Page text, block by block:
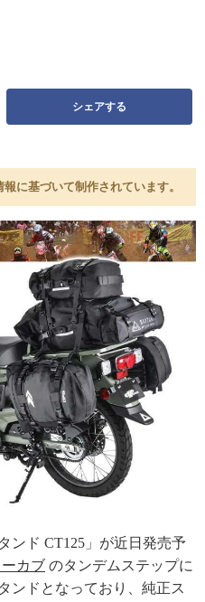
シェアする
に基づいて制作されています。
ンド CT125」が近日発売予
カブ のタンデムステップに
ンドとなっており、純正ス